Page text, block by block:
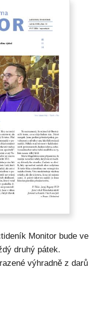
Monitor bude ve
druhý pátek.
výhradně z darů